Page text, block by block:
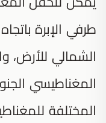
طرفي الإبرة
الشمالي للأرض،
المغناطيسي
المختلفة